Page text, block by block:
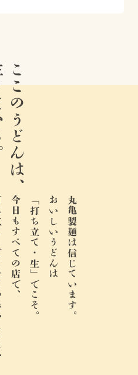
ここのうどんは、
丸亀製麺は信じています。
おいしいうどんは
「打ち立て・生」でこそ。
今日もすべての店で、
を、